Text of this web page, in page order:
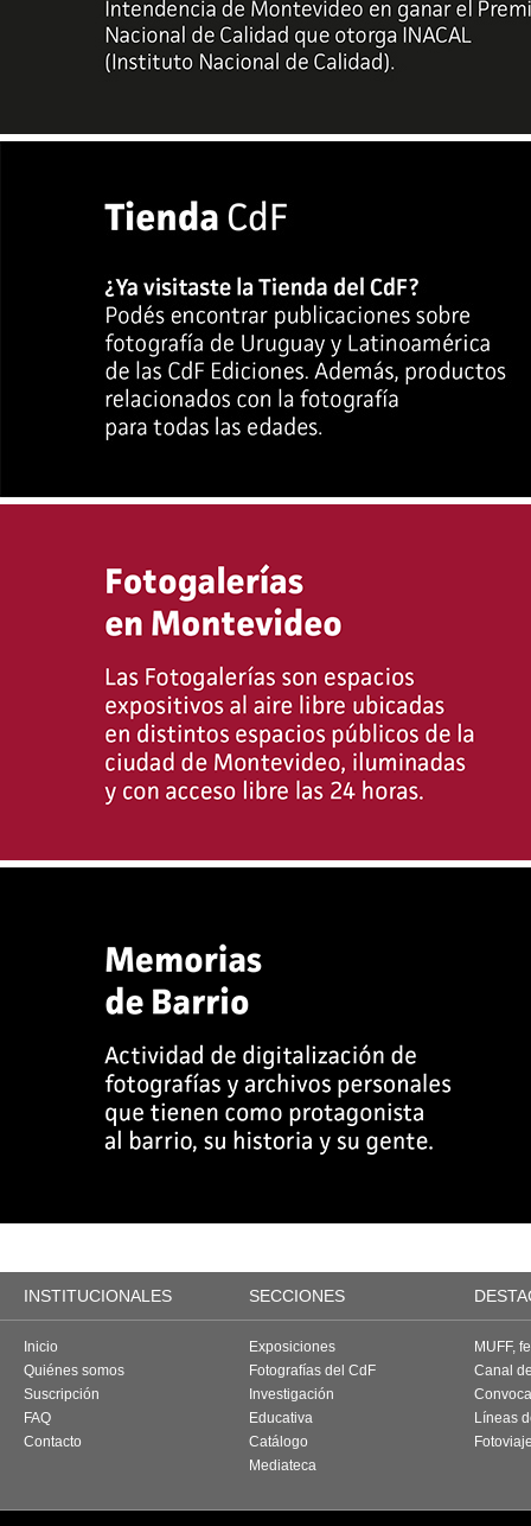
INSTITUCIONALES SECCIONES
Inicio
Quiénes somos
Suscripción
FAQ
Contacto
Exposiciones
Fotografías del CdF
Investigación
Educativa
Catálogo
Mediateca
MUFF,
Canal
Líneas